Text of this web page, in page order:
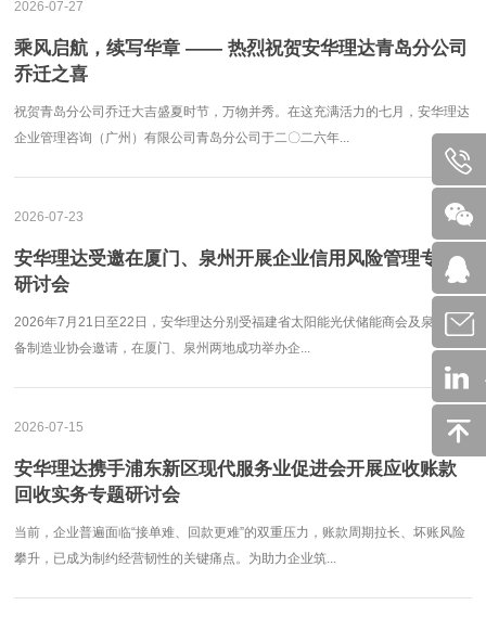
2026-07-27
乘风启航，续写华章 —— 热烈祝贺安华理达青岛分公司
乔迁之喜
祝贺青岛分公司乔迁大吉盛夏时节，万物并秀。在这充满活力的七月，安华理达
企业管理咨询（广州）有限公司青岛分公司于二〇二六年...
2026-07-23
安华理达受邀在厦门、泉州开展企业信用风险管理专题
研讨会
2026年7月21日至22日，安华理达分别受福建省太阳能光伏储能商会及泉州装
备制造业协会邀请，在厦门、泉州两地成功举办企...
2026-07-15
安华理达携手浦东新区现代服务业促进会开展应收账款
回收实务专题研讨会
当前，企业普遍面临“接单难、回款更难”的双重压力，账款周期拉长、坏账风险
攀升，已成为制约经营韧性的关键痛点。为助力企业筑...